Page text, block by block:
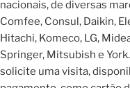
nacionais, de diversas
Comfee, Consul, Daikin,
Hitachi, Komeco, LG,
Springer, Mitsubish e
solicite uma visita,